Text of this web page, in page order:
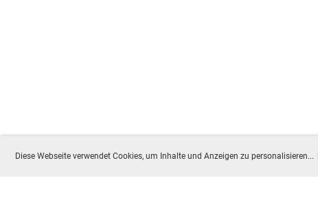
Diese Webseite verwendet Cookies, um Inhalte und Anzeigen zu personalisieren...